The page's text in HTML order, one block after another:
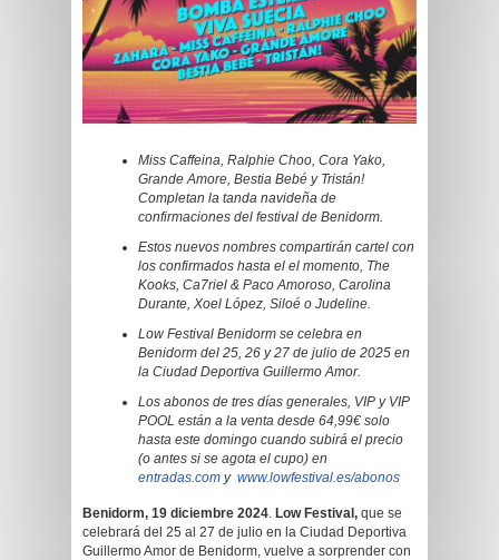
Miss Caffeina, Ralphie Choo, Cora Yako,
Grande Amore, Bestia Bebé y Tristán!
Completan la tanda navideña de
confirmaciones del festival de Benidorm.
Estos nuevos nombres compartirán cartel con
los confirmados hasta el el momento, The
Kooks, Ca7riel & Paco Amoroso, Carolina
Durante, Xoel López, Siloé o Judeline.
Low Festival Benidorm se celebra en
Benidorm del 25, 26 y 27 de julio de 2025 en
la Ciudad Deportiva Guillermo Amor.
Los abonos de tres días generales, VIP y VIP
POOL están a la venta desde 64,99€ solo
hasta este domingo cuando subirá el precio
(o antes si se agota el cupo) en
entradas.com y www.lowfestival.es/abonos
Benidorm, 19 diciembre 2024 Low Festival, que se
celebrará del 25 al 27 de julio en la Ciudad Deportiva
Guillermo Amor de Benidorm, vuelve a sorprender con